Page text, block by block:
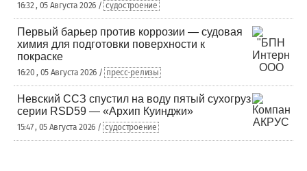
16:32 , 05 Августа 2026 / судостроение
Первый барьер против коррозии — судовая
химия для подготовки поверхности к
покраске
16:20 , 05 Августа 2026 / пресс-релизы
Невский ССЗ спустил на воду пятый сухогруз
серии RSD59 — «Архип Куинджи»
15:47 , 05 Августа 2026 / судостроение